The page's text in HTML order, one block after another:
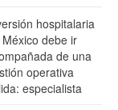
hospitalaria
debe ir
de una
operativa
especialista